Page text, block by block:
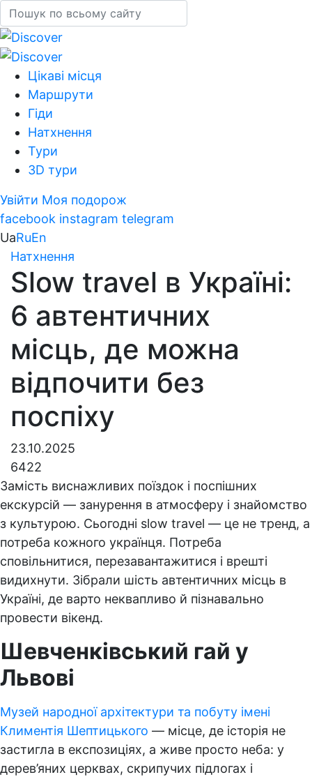
Цікаві місця
Маршрути
Гіди
Натхнення
Тури
3D тури
Увійти Моя подорож
facebook instagram telegram
UaRuEn
Натхнення
Slow travel в Україні:
6 автентичних
місць, де можна
відпочити без
поспіху
23.10.2025
6422
Замість виснажливих поїздок і поспішних
екскурсій — занурення в атмосферу і знайомство
з культурою. Сьогодні slow travel — це не тренд, а
потреба кожного українця. Потреба
сповільнитися, перезавантажитися і врешті
видихнути. Зібрали шість автентичних місць в
Україні, де варто неквапливо й пізнавально
провести вікенд.
Шевченківський гай у
Львові
Музей народної архітектури та побуту імені
Климентія Шептицького — місце, де історія не
застигла в експозиціях, а живе просто неба: у
дерев’яних церквах, скрипучих підлогах і